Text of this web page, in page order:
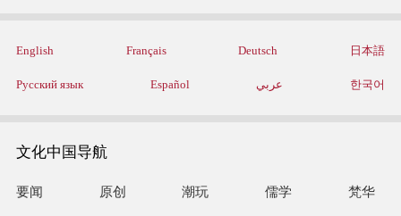
English Français Deutsch 日本語
Русский язык Español عربي 한국어
文化中国导航
要闻 原创 潮玩 儒学 梵华